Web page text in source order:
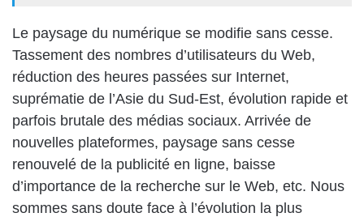
Le paysage du numérique se modifie sans cesse.
Tassement des nombres d’utilisateurs du Web,
réduction des heures passées sur Internet,
suprématie de l’Asie du Sud-Est, évolution rapide et
parfois brutale des médias sociaux. Arrivée de
nouvelles plateformes, paysage sans cesse
renouvelé de la publicité en ligne, baisse
d’importance de la recherche sur le Web, etc. Nous
sommes sans doute face à l’évolution la plus